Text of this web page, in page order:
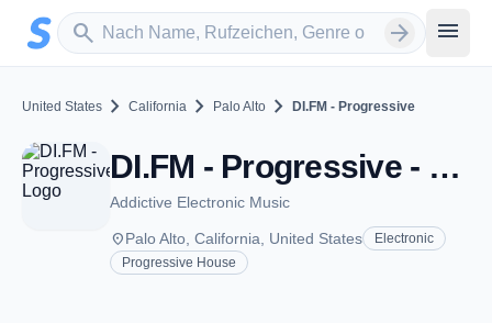
Zum Hauptinhalt springen
search
Sender suchen arrow_forward menu
United States chevron_right California chevron_right Palo Alto chevron_right DI.FM - Progressive
DI.FM - Progressive - Palo Alto, CA
Addictive Electronic Music
placePalo Alto, California, United States
Electronic
Progressive House